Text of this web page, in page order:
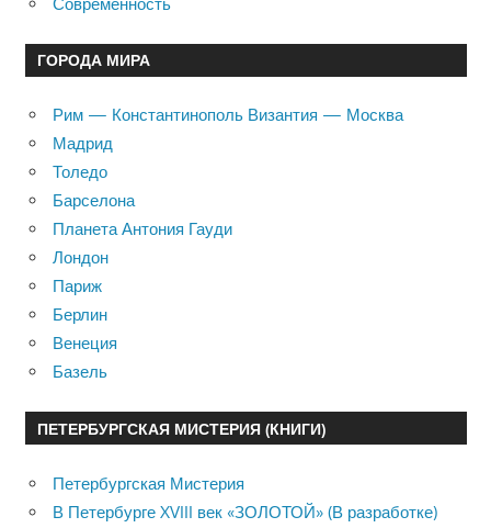
ГОРОДА МИРА
Рим — Константинополь Византия — Москва
Мадрид
Толедо
Барселона
Планета Антония Гауди
Лондон
Париж
Берлин
Венеция
Базель
ПЕТЕРБУРГСКАЯ МИСТЕРИЯ (КНИГИ)
Петербургская Мистерия
В Петербурге XVIII век «ЗОЛОТОЙ» (В разработке)